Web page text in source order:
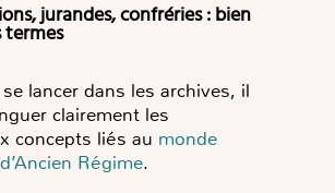
termes
lancer dans les archives, il
clairement les
concepts liés au monde
Régime.